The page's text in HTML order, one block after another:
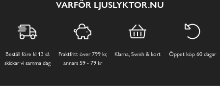
VARFÖR LJUSLYKTOR.NU
Beställ före kl 13 så
skickar vi samma dag
Fraktfritt över 799 kr,
annars 59 - 79 kr
Klarna, Swish & kort Öppet köp 60 dagar